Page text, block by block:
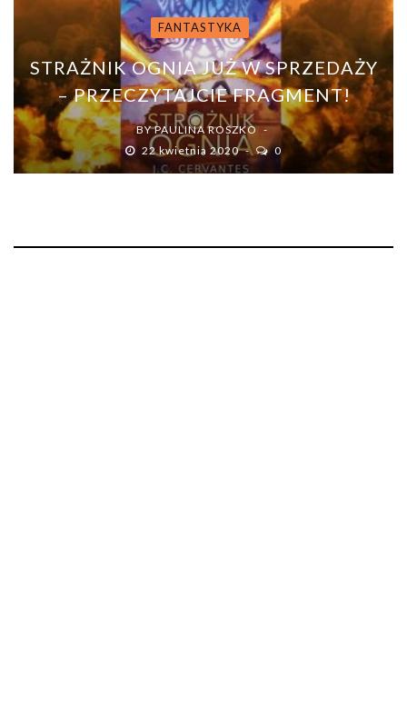
FANTASTYKA
STRAŻNIK OGNIA JUŻ W SPRZEDAŻY
– PRZECZYTAJCIE FRAGMENT!
BYPAULINA ROSZKO
22 kwietnia 2020
0